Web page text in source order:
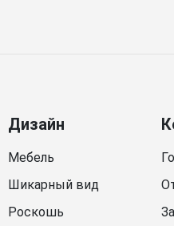
Дизайн
Мебель
Шикарный вид
Роскошь